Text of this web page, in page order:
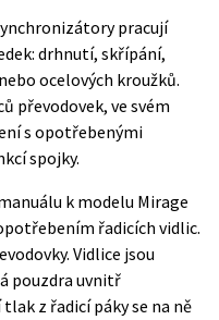
pracují
drhnutí, skřípání,
ocelových kroužků.
převodovek, ve svém
s opotřebenými
spojky.
k modelu Mirage
řadicích vidlic.
Vidlice jsou
pouzdra uvnitř
z řadicí páky se na ně